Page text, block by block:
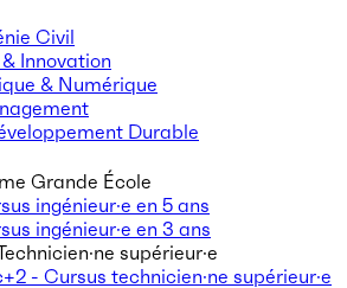
Civil
Innovation
& Numérique
Durable
Grande École
ingénieur·e en 5 ans
ingénieur·e en 3 ans
supérieur·e
- Cursus technicien·ne supérieur·e